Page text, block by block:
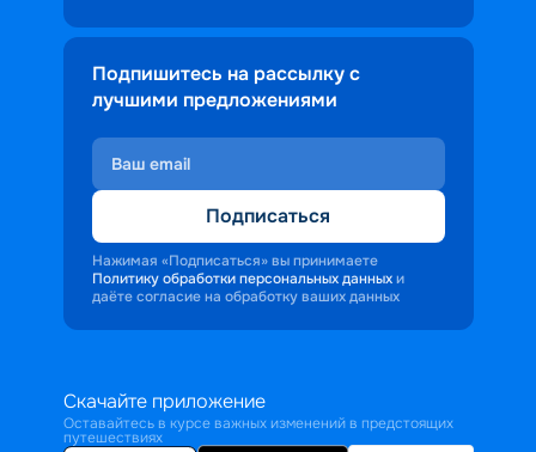
Подпишитесь на рассылку с
лучшими предложениями
Подписаться
Нажимая «Подписаться» вы принимаете
Политику обработки персональных данных и
даёте согласие на обработку ваших данных
Скачайте приложение
Оставайтесь в курсе важных изменений в предстоящих
путешествиях